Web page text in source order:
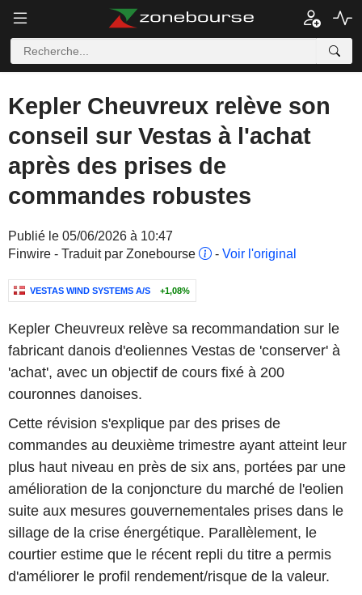
Kepler Cheuvreux relève son
conseil sur Vestas à l'achat
après des prises de
commandes robustes
Publié le 05/06/2026 à 10:47
Finwire - Traduit par Zonebourse
- Voir l'original
VESTAS WIND SYSTEMS A/S +1,08%
Kepler Cheuvreux relève sa recommandation sur le
fabricant danois d'eoliennes Vestas de 'conserver' à
'achat', avec un objectif de cours fixé à 200
couronnes danoises.
Cette révision s'explique par des prises de
commandes au deuxième trimestre ayant atteint leur
plus haut niveau en près de six ans, portées par une
amélioration de la conjoncture du marché de l'eolien
suite aux mesures gouvernementales prises dans le
sillage de la crise énergétique. Parallèlement, le
courtier estime que le récent repli du titre a permis
d'améliorer le profil rendement/risque de la valeur.